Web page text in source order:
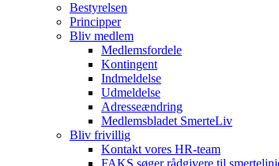
Bestyrelsen
Principper
Bliv medlem
Medlemsfordele
Kontingent
Indmeldelse
Udmeldelse
Adresseændring
Medlemsbladet SmerteLiv
Bliv frivillig
Kontakt vores HR-team
FAKS søger rådgivere til